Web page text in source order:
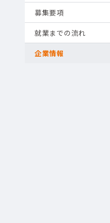
募集要項
就業までの流れ
企業情報